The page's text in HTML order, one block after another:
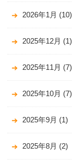
2026年1月 (10)
2025年12月 (1)
2025年11月 (7)
2025年10月 (7)
2025年9月 (1)
2025年8月 (2)